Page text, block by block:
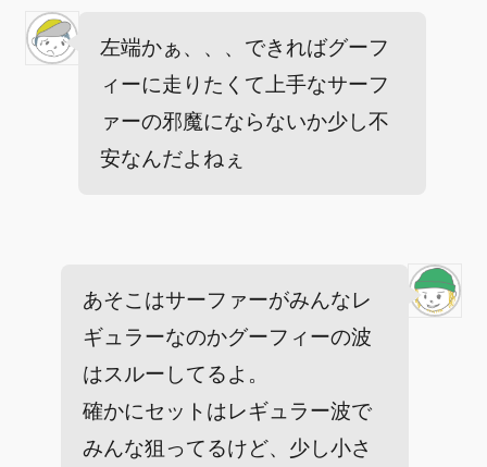
左端かぁ、、、できればグーフ
ィーに走りたくて上手なサーフ
ァーの邪魔にならないか少し不
安なんだよねぇ
あそこはサーファーがみんなレ
ギュラーなのかグーフィーの波
はスルーしてるよ。
確かにセットはレギュラー波で
みんな狙ってるけど、少し小さ